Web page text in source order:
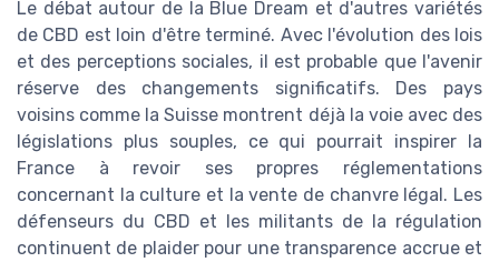
Le débat autour de la Blue Dream et d'autres variétés
de CBD est loin d'être terminé. Avec l'évolution des lois
et des perceptions sociales, il est probable que l'avenir
réserve des changements significatifs. Des pays
voisins comme la Suisse montrent déjà la voie avec des
législations plus souples, ce qui pourrait inspirer la
France à revoir ses propres réglementations
concernant la culture et la vente de chanvre légal. Les
défenseurs du CBD et les militants de la régulation
continuent de plaider pour une transparence accrue et